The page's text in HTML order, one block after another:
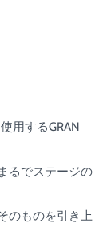
用するGRAN
るでステージの
のものを引き上